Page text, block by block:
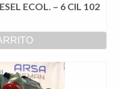
ECOL. – 6 CIL 102